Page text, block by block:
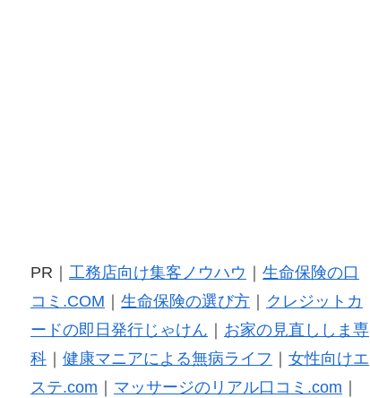
PR｜ 工務店向け集客ノウハウ
生命保険の口
コミ.COM
生命保険の選び方｜
クレジットカ
ードの即日発行じゃけん
お家の見直ししま専
科｜ 健康マニアによる無病ライフ
女性向けエ
ステ.com
マッサージのリアル口コミ.com